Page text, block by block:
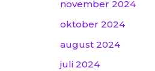
november 2024
oktober 2024
august 2024
juli 2024